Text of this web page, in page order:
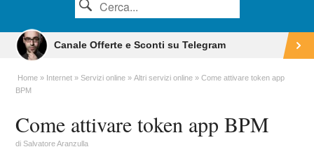
Canale Offerte e Sconti su Telegram
Home Internet Servizi online Altri servizi online
Come attivare token app
BPM
Come attivare token app BPM
diSalvatore Aranzulla